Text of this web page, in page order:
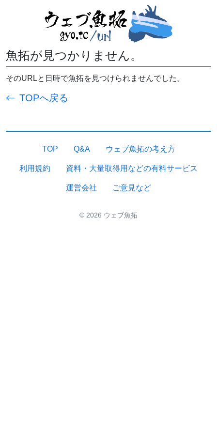
魚拓が見つかりません。
そのURLと日時で魚拓を見つけられませんでした。
TOPへ戻る
TOP Q&A ウェブ魚拓の考え方
利用規約 資料・大量取得用などの有料サービス
運営会社 ご意見など
© 2026 ウェブ魚拓